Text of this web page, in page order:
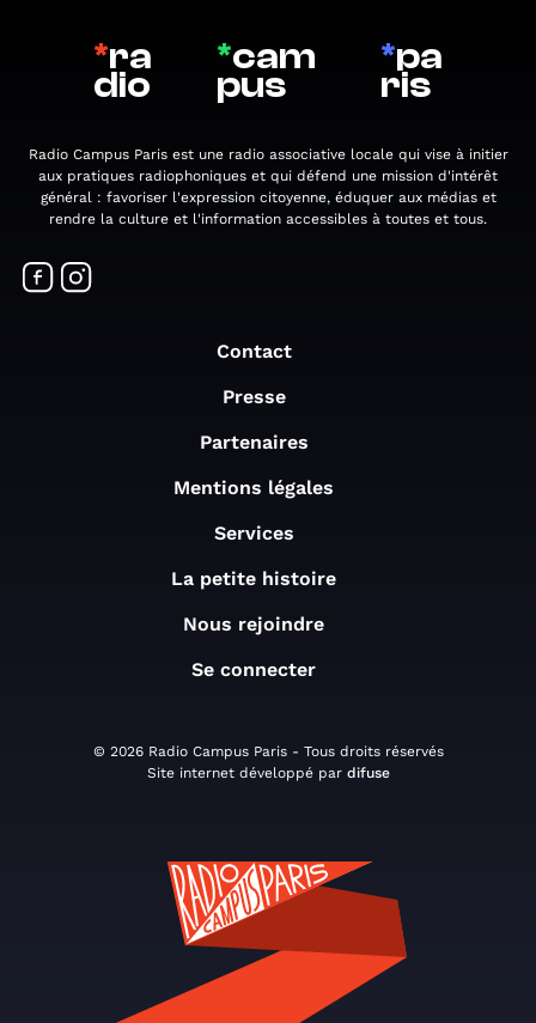
*ra
dio
*cam
pus
*pa
ris
Radio Campus Paris est une radio associative locale qui vise à initier
aux pratiques radiophoniques et qui défend une mission d'intérêt
général : favoriser l'expression citoyenne, éduquer aux médias et
rendre la culture et l'information accessibles à toutes et tous.
Contact
Presse
Partenaires
Mentions légales
Services
La petite histoire
Nous rejoindre
Se connecter
© 2026 Radio Campus Paris - Tous droits réservés
Site internet développé par difuse